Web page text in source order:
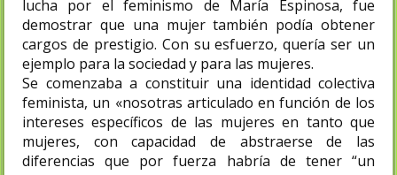
lucha por el feminismo de María Espinosa, fue
demostrar que una mujer también podía obtener
cargos de prestigio. Con su esfuerzo, quería ser un
ejemplo para la sociedad y para las mujeres.
Se comenzaba a constituir una identidad colectiva
feminista, un «nosotras articulado en función de los
intereses específicos de las mujeres en tanto que
mujeres, con capacidad de abstraerse de las
diferencias que por fuerza habría de tener “un